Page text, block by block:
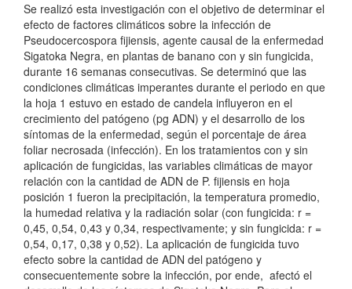
Se realizó esta investigación con el objetivo de determinar el
efecto de factores climáticos sobre la infección de
Pseudocercospora fijiensis, agente causal de la enfermedad
Sigatoka Negra, en plantas de banano con y sin fungicida,
durante 16 semanas consecutivas. Se determinó que las
condiciones climáticas imperantes durante el periodo en que
la hoja 1 estuvo en estado de candela influyeron en el
crecimiento del patógeno (pg ADN) y el desarrollo de los
síntomas de la enfermedad, según el porcentaje de área
foliar necrosada (infección). En los tratamientos con y sin
aplicación de fungicidas, las variables climáticas de mayor
relación con la cantidad de ADN de P. fijiensis en hoja
posición 1 fueron la precipitación, la temperatura promedio,
la humedad relativa y la radiación solar (con fungicida: r =
0,45, 0,54, 0,43 y 0,34, respectivamente; y sin fungicida: r =
0,54, 0,17, 0,38 y 0,52). La aplicación de fungicida tuvo
efecto sobre la cantidad de ADN del patógeno y
consecuentemente sobre la infección, por ende, afectó el